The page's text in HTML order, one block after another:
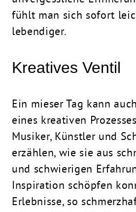
fühlt man sich sofort
lebendiger.
Kreatives Ventil
Ein mieser Tag kann
eines kreativen
Musiker, Künstler und
erzählen, wie sie aus
und schwierigen
Inspiration schöpfen
Erlebnisse, so